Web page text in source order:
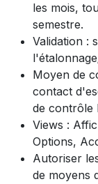
les mois,
semestre.
Validation :
Moyen de
contact
de contrôle
Views :
Options,
Autoriser
de moyens